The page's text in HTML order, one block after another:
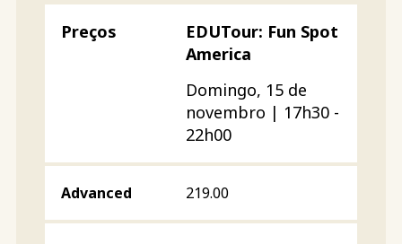
EDUTour: Fun Spot
America
Domingo, 15 de
novembro | 17h30 -
22h00
219.00